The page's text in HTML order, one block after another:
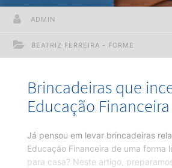
BEATRIZ FERREIRA - FORME
ADMIN
Brincadeiras que
Educação Financeira
Já pensou em levar brincadeiras
Educação Financeira de uma forma
para casa? Neste artigo,